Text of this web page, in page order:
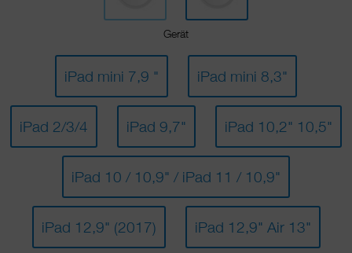
Gerät
iPad mini 7,9 " iPad mini 8,3"
iPad 2/3/4 iPad 9,7" iPad 10,2" 10,5"
iPad 10 / 10,9" / iPad 11 / 10,9"
iPad 12,9" (2017) iPad 12,9" Air 13"